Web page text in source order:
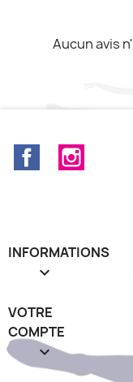
Aucun avis
Facebook
INFORMATIONS

VOTRE
COMPTE
